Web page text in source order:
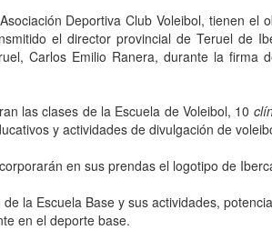
Deportiva Club Voleibol, tienen el
el director provincial de Teruel de
Carlos Emilio Ranera, durante la firma
las clases de la Escuela de Voleibol, 10
y actividades de divulgación de
en sus prendas el logotipo de
la Escuela Base y sus actividades,
en el deporte base.